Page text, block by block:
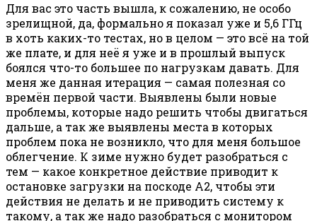
Для вас это часть вышла, к сожалению, не особо
зрелищной, да, формально я показал уже и 5,6 ГГц
в хоть каких-то тестах, но в целом — это всё на той
же плате, и для неё я уже и в прошлый выпуск
боялся что-то большее по нагрузкам давать. Для
меня же данная итерация — самая полезная со
времён первой части. Выявлены были новые
проблемы, которые надо решить чтобы двигаться
дальше, а так же выявлены места в которых
проблем пока не возникло, что для меня большое
облегчение. К зиме нужно будет разобраться с
тем — какое конкретное действие приводит к
остановке загрузки на поскоде А2, чтобы эти
действия не делать и не приводить систему к
такому, а так же надо разобраться с монитором